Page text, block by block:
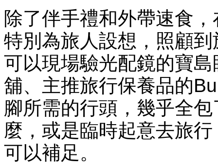
除了伴手禮和外帶速食
特別為旅人設想，照顧
可以現場驗光配鏡的寶
舖、主推旅行保養品的
腳所需的行頭，幾乎全
麼，或是臨時起意去旅
可以補足。